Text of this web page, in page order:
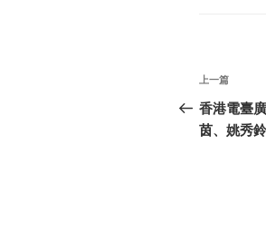
文
章
导
上
一
篇
上一篇
香港電臺
茵、姚秀